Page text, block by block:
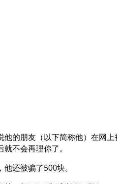
他的朋友（以下简称他）在网
不会再理你了。
还被骗了500块。